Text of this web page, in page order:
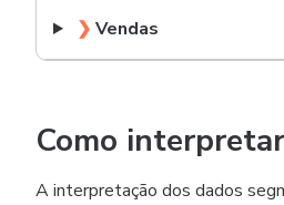
❯ Vendas
Como
A interpretação dos dados